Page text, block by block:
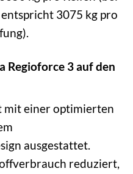
3075 kg pro
Regioforce 3 auf den
mit einer optimierten
ausgestattet.
reduziert,